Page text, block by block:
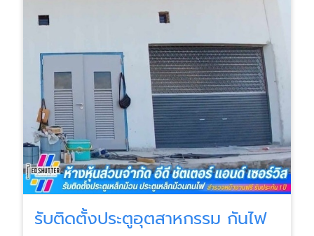
รับติดตั้งประตูอุตสาหกรรม กันไฟ